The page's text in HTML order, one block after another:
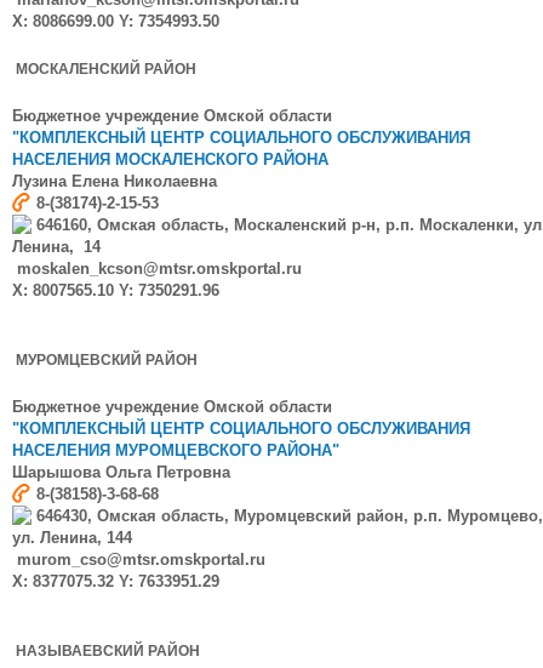
X: 8086699.00 Y: 7354993.50
МОСКАЛЕНСКИЙ РАЙОН
Бюджетное учреждение Омской области
"КОМПЛЕКСНЫЙ ЦЕНТР СОЦИАЛЬНОГО ОБСЛУЖИВАНИЯ
НАСЕЛЕНИЯ МОСКАЛЕНСКОГО РАЙОНА
Лузина Елена Николаевна
8-(38174)-2-15-53
646160, Омская область, Москаленский р-н, р.п. Москаленки,
Ленина, 14
moskalen_kcson@mtsr.omskportal.ru
X: 8007565.10 Y: 7350291.96
МУРОМЦЕВСКИЙ РАЙОН
Бюджетное учреждение Омской области
"КОМПЛЕКСНЫЙ ЦЕНТР СОЦИАЛЬНОГО ОБСЛУЖИВАНИЯ
НАСЕЛЕНИЯ МУРОМЦЕВСКОГО РАЙОНА"
Шарышова Ольга Петровна
8-(38158)-3-68-68
646430, Омская область, Муромцевский район, р.п. Муромцево,
ул. Ленина, 144
murom_cso@mtsr.omskportal.ru
X: 8377075.32 Y: 7633951.29
НАЗЫВАЕВСКИЙ РАЙОН